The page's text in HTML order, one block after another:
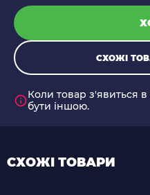
СХОЖІ
Коли товар з'явиться
бути іншою.
СХОЖІ ТОВАРИ